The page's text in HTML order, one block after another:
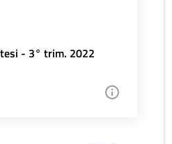
- 3° trim. 2022